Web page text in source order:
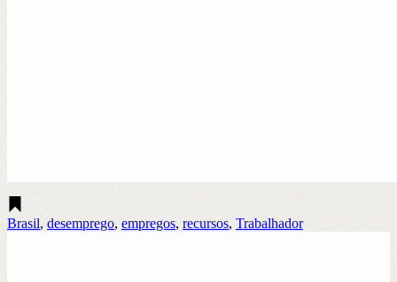
Brasil, desemprego, empregos, recursos, Trabalhador